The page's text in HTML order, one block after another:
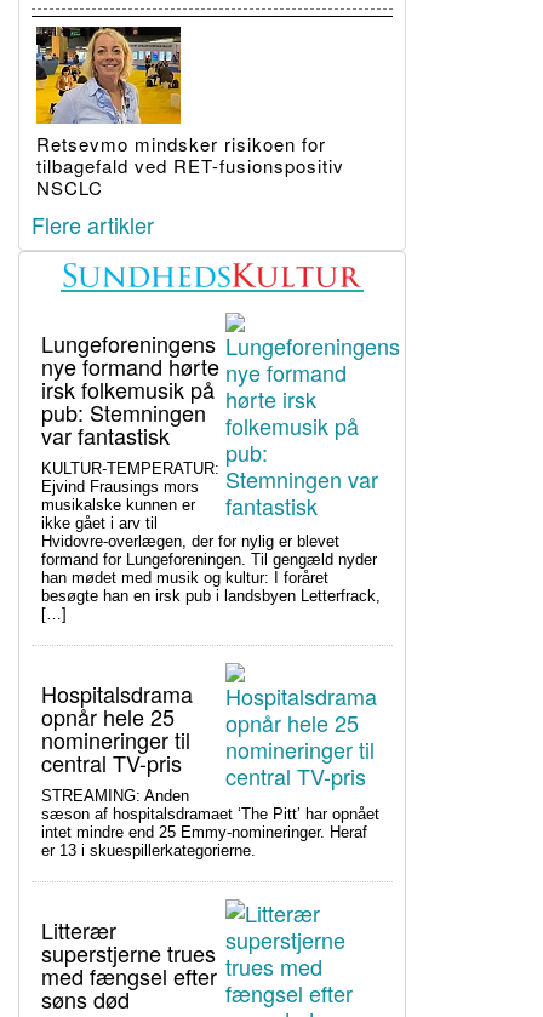
Retsevmo mindsker risikoen for
tilbagefald ved RET-fusionspositiv
NSCLC
Flere artikler
Lungeforeningens
nye formand hørte
irsk folkemusik på
pub: Stemningen
var fantastisk
KULTUR-TEMPERATUR:
Ejvind Frausings mors
musikalske kunnen er
ikke gået i arv til
Hvidovre-overlægen, der for nylig er blevet
formand for Lungeforeningen. Til gengæld nyder
han mødet med musik og kultur: I foråret
besøgte han en irsk pub i landsbyen Letterfrack,
[…]
Hospitalsdrama
opnår hele 25
nomineringer til
central TV-pris
STREAMING: Anden
sæson af hospitalsdramaet ‘The Pitt’ har opnået
intet mindre end 25 Emmy-nomineringer. Heraf
er 13 i skuespillerkategorierne.
Litterær
superstjerne trues
med fængsel efter
søns død